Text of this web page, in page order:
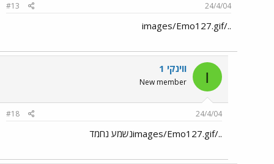
24/4/04
#13
../images/Emo127.gif
ו ווינקי 1
New member
24/4/04
#18
../images/Emo127.gifנשמע נחמד